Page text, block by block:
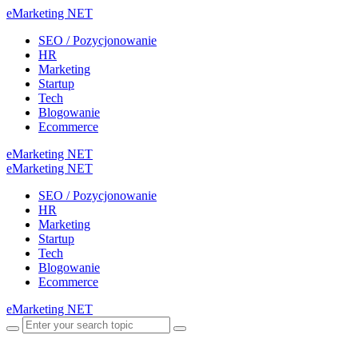
eMarketing NET
SEO / Pozycjonowanie
HR
Marketing
Startup
Tech
Blogowanie
Ecommerce
eMarketing NET
eMarketing NET
SEO / Pozycjonowanie
HR
Marketing
Startup
Tech
Blogowanie
Ecommerce
eMarketing NET